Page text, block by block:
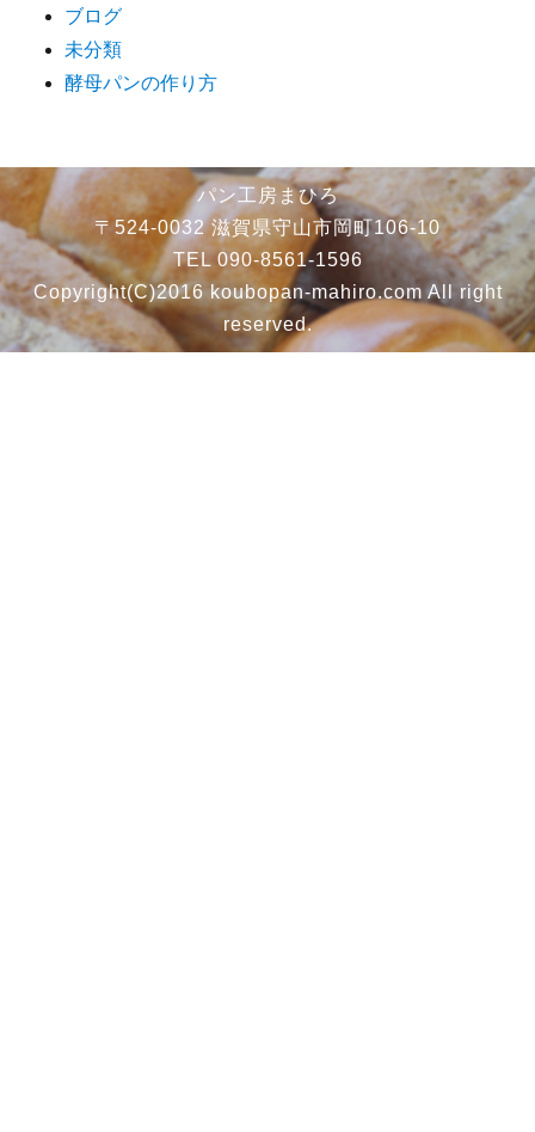
ブログ
未分類
酵母パンの作り方
パン工房まひろ
〒524-0032 滋賀県守山市岡町106-10
TEL 090-8561-1596
Copyright(C)2016 koubopan-mahiro.com All right
reserved.